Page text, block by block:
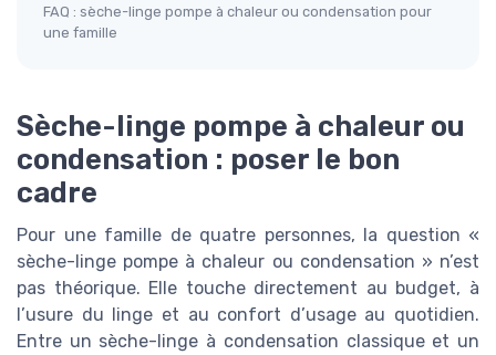
FAQ : sèche-linge pompe à chaleur ou condensation pour
une famille
Sèche-linge pompe à chaleur ou
condensation : poser le bon
cadre
Pour une famille de quatre personnes, la question «
sèche-linge pompe à chaleur ou condensation » n’est
pas théorique. Elle touche directement au budget, à
l’usure du linge et au confort d’usage au quotidien.
Entre un sèche-linge à condensation classique et un